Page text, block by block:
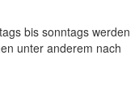
bis sonntags werden
unter anderem nach